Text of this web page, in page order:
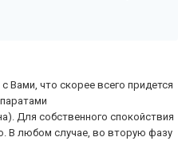
что скорее всего придется
Для собственного спокойствия
В любом случае, во вторую фазу